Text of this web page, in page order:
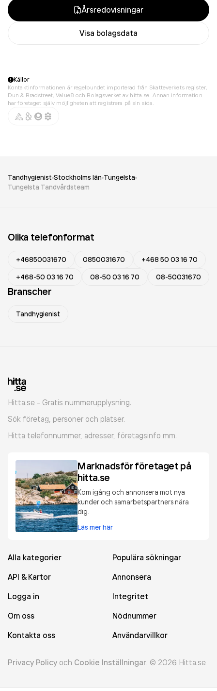
Årsredovisningar
Visa bolagsdata
Källor
Kontaktinformationen är regelbundet importerad från Skatteverkets register,
Dun & Bradstreet, Value8 och Bolagsverket av hitta.se. Annan information
har företaget själv möjligheten att registrera på sin sida.
Tandhygienist Stockholms län Tungelsta
Tungelsta Tandvårdsteam
Olika telefonformat
+46850031670 0850031670
+468 50 03 16 70
+468-50 03 16 70
08-50 03 16 70 08-50031670
Branscher
Tandhygienist
Hitta.se - Gratis nummerupplysning.
Sök företag, personer och platser.
Hitta telefonnummer, adresser, företagsinfo mm.
Marknadsför företaget på
hitta.se
Kom igång och annonsera mot nya
kunder och samarbetspartners nära
dig.
Läs mer här
Alla kategorier
Populära sökningar
API & Kartor
Annonsera
Logga in
Integritet
Om oss
Nödnummer
Kontakta oss
Användarvillkor
Privacy Policy och Cookie Inställningar. © 2026 Hitta.se